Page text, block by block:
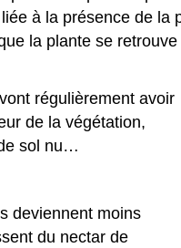
à la présence de la
la plante se
régulièrement avoir
de la végétation,
sol nu…
deviennent moins
du nectar de